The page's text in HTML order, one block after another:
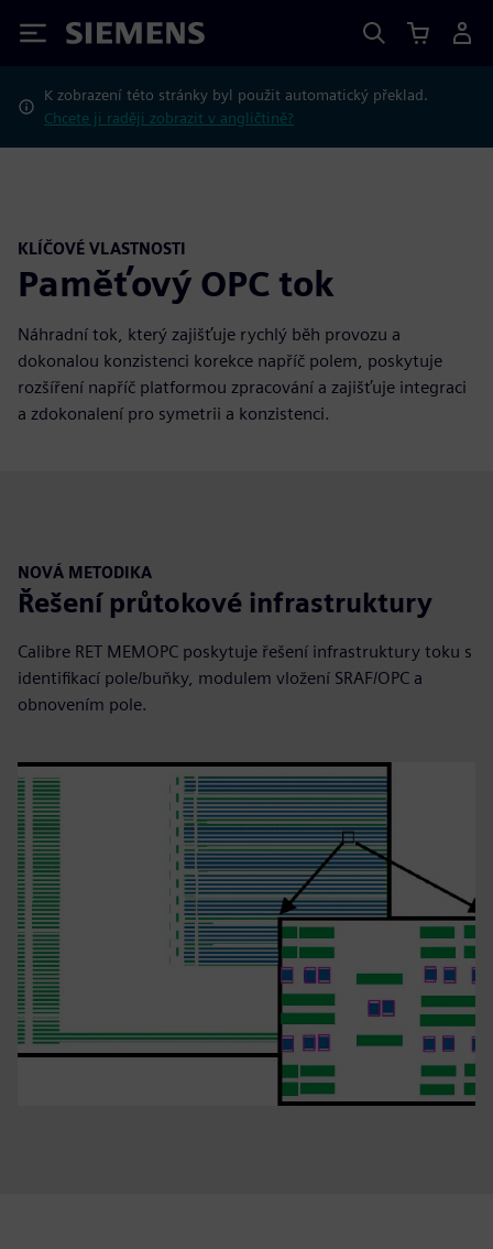
Siemens
K zobrazení této stránky byl použit automatický překlad.
Chcete ji raději zobrazit v angličtině?
KLÍČOVÉ VLASTNOSTI
Paměťový OPC tok
Náhradní tok, který zajišťuje rychlý běh provozu a
dokonalou konzistenci korekce napříč polem, poskytuje
rozšíření napříč platformou zpracování a zajišťuje integraci
a zdokonalení pro symetrii a konzistenci.
NOVÁ METODIKA
Řešení průtokové infrastruktury
Calibre RET MEMOPC poskytuje řešení infrastruktury toku s
identifikací pole/buňky, modulem vložení SRAF/OPC a
obnovením pole.